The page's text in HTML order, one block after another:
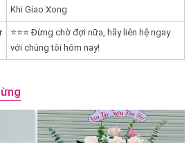
Khi Giao Xong
⭐⭐⭐ Đừng chờ đợi nữa, hãy liên hệ ngay
với chúng tôi hôm nay!